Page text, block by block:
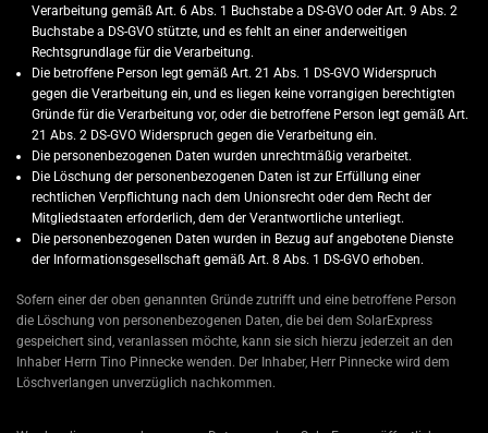
Verarbeitung gemäß Art. 6 Abs. 1 Buchstabe a DS-GVO oder Art. 9 Abs. 2
Buchstabe a DS-GVO stützte, und es fehlt an einer anderweitigen
Rechtsgrundlage für die Verarbeitung.
Die betroffene Person legt gemäß Art. 21 Abs. 1 DS-GVO Widerspruch
gegen die Verarbeitung ein, und es liegen keine vorrangigen berechtigten
Gründe für die Verarbeitung vor, oder die betroffene Person legt gemäß Art.
21 Abs. 2 DS-GVO Widerspruch gegen die Verarbeitung ein.
Die personenbezogenen Daten wurden unrechtmäßig verarbeitet.
Die Löschung der personenbezogenen Daten ist zur Erfüllung einer
rechtlichen Verpflichtung nach dem Unionsrecht oder dem Recht der
Mitgliedstaaten erforderlich, dem der Verantwortliche unterliegt.
Die personenbezogenen Daten wurden in Bezug auf angebotene Dienste
der Informationsgesellschaft gemäß Art. 8 Abs. 1 DS-GVO erhoben.
Sofern einer der oben genannten Gründe zutrifft und eine betroffene Person
die Löschung von personenbezogenen Daten, die bei dem SolarExpress
gespeichert sind, veranlassen möchte, kann sie sich hierzu jederzeit an den
Inhaber Herrn Tino Pinnecke wenden. Der Inhaber, Herr Pinnecke wird dem
Löschverlangen unverzüglich nachkommen.